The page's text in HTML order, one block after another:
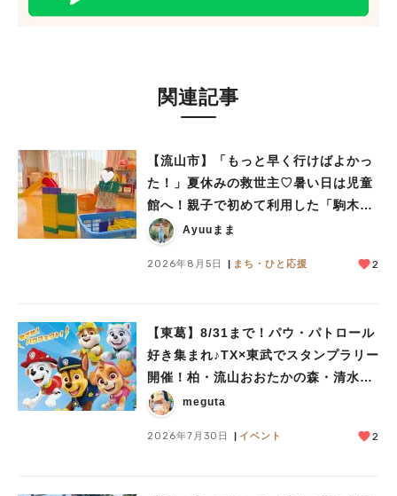
関連記事
【流山市】「もっと早く行けばよかっ
た！」夏休みの救世主♡暑い日は児童
館へ！親子で初めて利用した「駒木台
児童館」レポート
Ayuuまま
2026年8月5日 まち・ひと応援 2
【東葛】8/31まで！パウ・パトロール
好き集まれ♪TX×東武でスタンプラリー
開催！柏・流山おおたかの森・清水公
園など10駅を巡ろう
meguta
2026年7月30日 イベント 2
人気のキーワード
#教えたい/こんなの見つけた